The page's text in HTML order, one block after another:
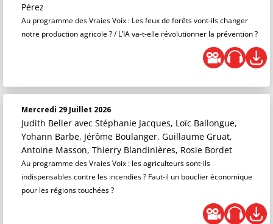
Pérez
Au programme des Vraies Voix : Les feux de forêts vont-ils changer
notre production agricole ? / L’IA va-t-elle révolutionner la prévention ?
Mercredi 29 Juillet 2026
Judith Beller avec Stéphanie Jacques, Loïc Ballongue,
Yohann Barbe, Jérôme Boulanger, Guillaume Gruat,
Antoine Masson, Thierry Blandinières, Rosie Bordet
Au programme des Vraies Voix : les agriculteurs sont-ils
indispensables contre les incendies ? Faut-il un bouclier économique
pour les régions touchées ?